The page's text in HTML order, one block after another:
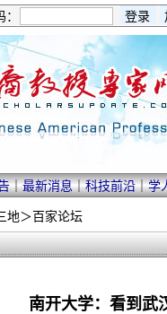
｜最新消息｜科技前沿｜学
地＞百家论坛
南开大学：看到武